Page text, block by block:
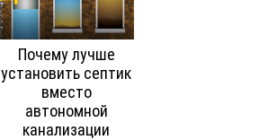
Почему лучше
установить септик
вместо
автономной
канализации